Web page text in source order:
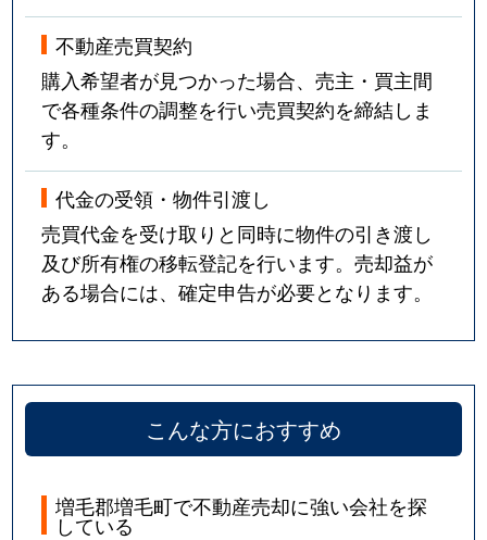
不動産売買契約
購入希望者が見つかった場合、売主・買主間
で各種条件の調整を行い売買契約を締結しま
す。
代金の受領・物件引渡し
売買代金を受け取りと同時に物件の引き渡し
及び所有権の移転登記を行います。売却益が
ある場合には、確定申告が必要となります。
こんな方におすすめ
増毛郡増毛町で不動産売却に強い会社を探
している